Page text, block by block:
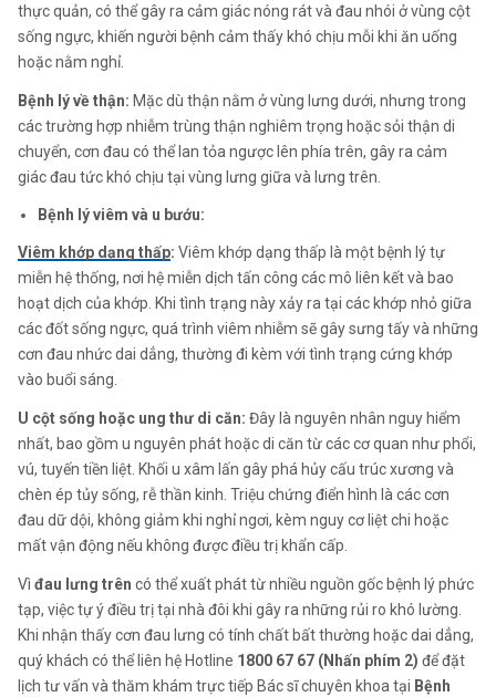
thực quản, có thể gây ra cảm giác nóng rát và đau nhói ở vùng cột
sống ngực, khiến người bệnh cảm thấy khó chịu mỗi khi ăn uống
hoặc nằm nghỉ.
Bệnh lý về thận: Mặc dù thận nằm ở vùng lưng dưới, nhưng trong
các trường hợp nhiễm trùng thận nghiêm trọng hoặc sỏi thận di
chuyển, cơn đau có thể lan tỏa ngược lên phía trên, gây ra cảm
giác đau tức khó chịu tại vùng lưng giữa và lưng trên.
Bệnh lý viêm và u bướu:
Viêm khớp dạng thấp: Viêm khớp dạng thấp là một bệnh lý tự
miễn hệ thống, nơi hệ miễn dịch tấn công các mô liên kết và bao
hoạt dịch của khớp. Khi tình trạng này xảy ra tại các khớp nhỏ giữa
các đốt sống ngực, quá trình viêm nhiễm sẽ gây sưng tấy và những
cơn đau nhức dai dẳng, thường đi kèm với tình trạng cứng khớp
vào buổi sáng.
U cột sống hoặc ung thư di căn: Đây là nguyên nhân nguy hiểm
nhất, bao gồm u nguyên phát hoặc di căn từ các cơ quan như phổi,
vú, tuyến tiền liệt. Khối u xâm lấn gây phá hủy cấu trúc xương và
chèn ép tủy sống, rễ thần kinh. Triệu chứng điển hình là các cơn
đau dữ dội, không giảm khi nghỉ ngơi, kèm nguy cơ liệt chi hoặc
mất vận động nếu không được điều trị khẩn cấp.
Vì đau lưng trên có thể xuất phát từ nhiều nguồn gốc bệnh lý phức
tạp, việc tự ý điều trị tại nhà đôi khi gây ra những rủi ro khó lường.
Khi nhận thấy cơn đau lưng có tính chất bất thường hoặc dai dẳng,
quý khách có thể liên hệ Hotline 1800 67 67 (Nhấn phím 2) để đặt
lịch tư vấn và thăm khám trực tiếp Bác sĩ chuyên khoa tại Bệnh